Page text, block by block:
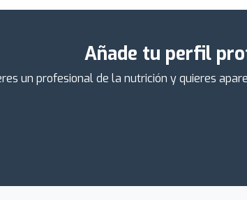
Añade tu perfil
un profesional de la nutrición y quieres